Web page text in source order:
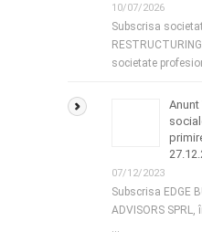
10/07/2026
Subscrisa
RESTRUCTURING
societate
Anunt
07/12/2023
Subscrisa EDGE
ADVISORS